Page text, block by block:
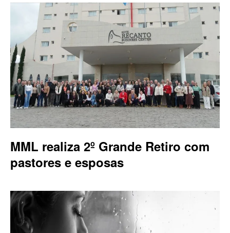
MML realiza 2º Grande Retiro com
pastores e esposas